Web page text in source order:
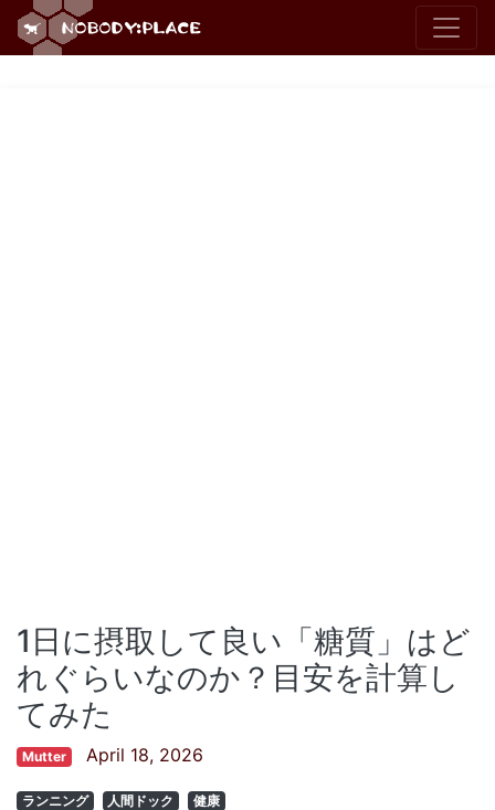
1日に摂取して良い「糖質」はど
れぐらいなのか？目安を計算し
てみた
Mutter April 18, 2026
ランニング 人間ドック 健康